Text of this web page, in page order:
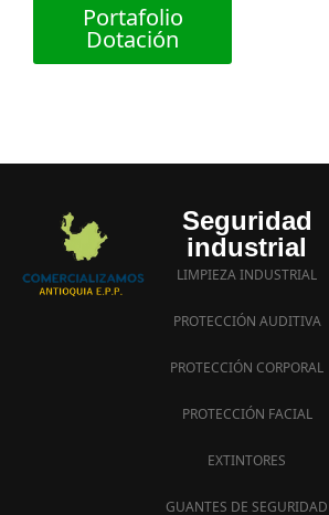
Portafolio
Dotación
Seguridad
industrial
LIMPIEZA INDUSTRIAL
PROTECCIÓN AUDITIVA
PROTECCIÓN CORPORAL
PROTECCIÓN FACIAL
EXTINTORES
GUANTES DE SEGURIDAD